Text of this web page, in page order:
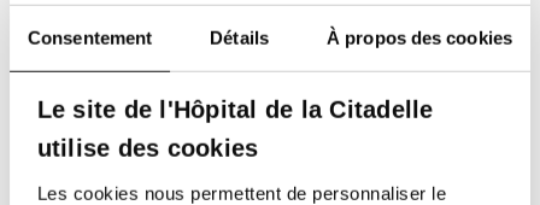
Consentement Détails À propos des cookies
Le site de l'Hôpital de la Citadelle
utilise des cookies
Les cookies nous permettent de personnaliser le
Soutenez notre Fondation
Votre don à la Fondation permet de
financer des projets qui améliorent
directement le bien-être des patients et
leurs proches.